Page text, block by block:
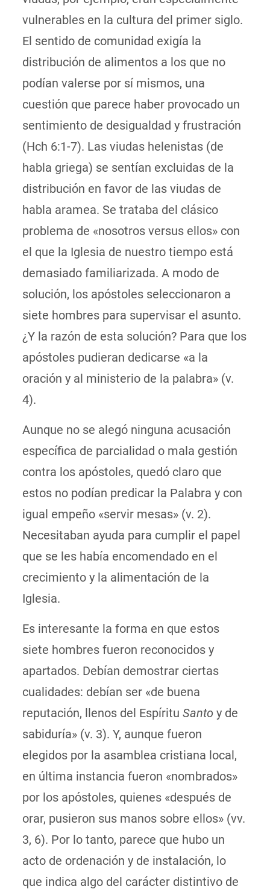
vulnerables en la cultura del primer siglo.
El sentido de comunidad exigía la
distribución de alimentos a los que no
podían valerse por sí mismos, una
cuestión que parece haber provocado un
sentimiento de desigualdad y frustración
(Hch 6:1-7). Las viudas helenistas (de
habla griega) se sentían excluidas de la
distribución en favor de las viudas de
habla aramea. Se trataba del clásico
problema de «nosotros versus ellos» con
el que la Iglesia de nuestro tiempo está
demasiado familiarizada. A modo de
solución, los apóstoles seleccionaron a
siete hombres para supervisar el asunto.
¿Y la razón de esta solución? Para que los
apóstoles pudieran dedicarse «a la
oración y al ministerio de la palabra» (v.
4).
Aunque no se alegó ninguna acusación
específica de parcialidad o mala gestión
contra los apóstoles, quedó claro que
estos no podían predicar la Palabra y con
igual empeño «servir mesas» (v. 2).
Necesitaban ayuda para cumplir el papel
que se les había encomendado en el
crecimiento y la alimentación de la
Iglesia.
Es interesante la forma en que estos
siete hombres fueron reconocidos y
apartados. Debían demostrar ciertas
cualidades: debían ser «de buena
reputación, llenos del Espíritu Santoy de
sabiduría» (v. 3). Y, aunque fueron
elegidos por la asamblea cristiana local,
en última instancia fueron «nombrados»
por los apóstoles, quienes «después de
orar, pusieron sus manos sobre ellos» (vv.
3, 6). Por lo tanto, parece que hubo un
acto de ordenación y de instalación, lo
que indica algo del carácter distintivo de